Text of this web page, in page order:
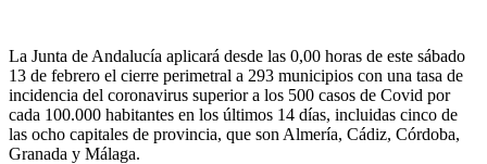
La Junta de Andalucía aplicará desde las 0,00 horas de este sábado
13 de febrero el cierre perimetral a 293 municipios con una tasa de
incidencia del coronavirus superior a los 500 casos de Covid por
cada 100.000 habitantes en los últimos 14 días, incluidas cinco de
las ocho capitales de provincia, que son Almería, Cádiz, Córdoba,
Granada y Málaga.